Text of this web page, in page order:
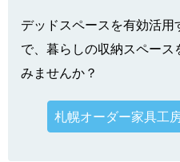
デッドスペースを有効活
で、暮らしの収納スペー
みませんか？
札幌オーダー家具工